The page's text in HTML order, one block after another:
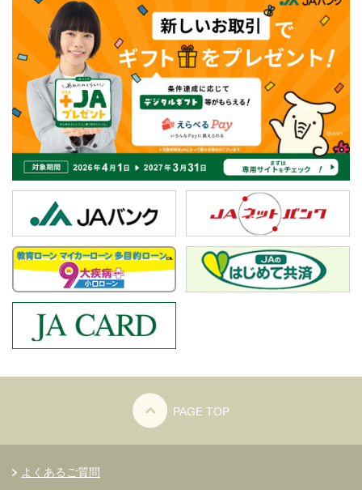
PAGE TOP
よくあるご質問